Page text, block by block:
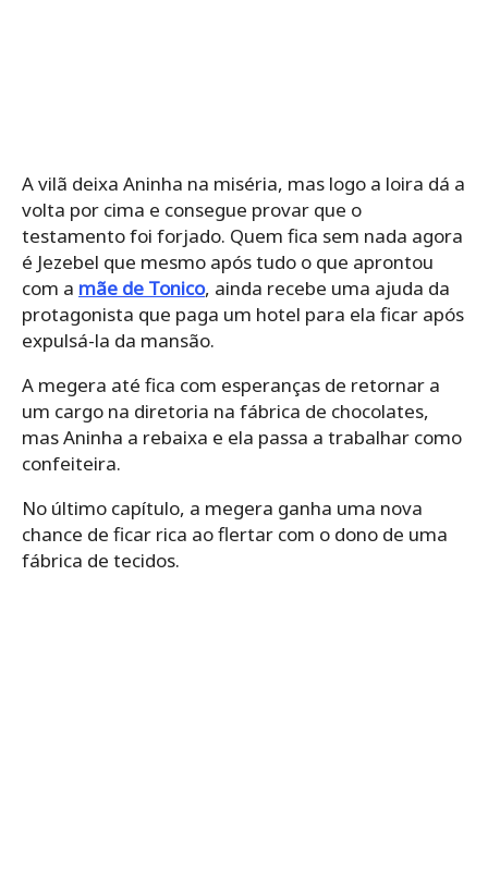
A vilã deixa Aninha na miséria, mas logo a loira dá a
volta por cima e consegue provar que o
testamento foi forjado. Quem fica sem nada agora
é Jezebel que mesmo após tudo o que aprontou
com a mãe de Tonico, ainda recebe uma ajuda da
protagonista que paga um hotel para ela ficar após
expulsá-la da mansão.
A megera até fica com esperanças de retornar a
um cargo na diretoria na fábrica de chocolates,
mas Aninha a rebaixa e ela passa a trabalhar como
confeiteira.
No último capítulo, a megera ganha uma nova
chance de ficar rica ao flertar com o dono de uma
fábrica de tecidos.